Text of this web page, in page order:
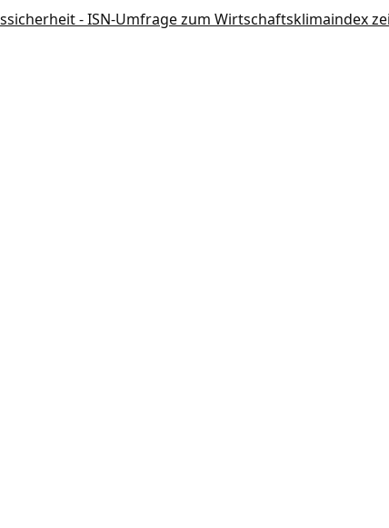
- ISN-Umfrage zum Wirtschaftsklimaindex